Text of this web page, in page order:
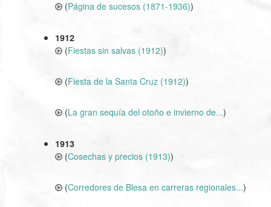
(Página de sucesos (1871-1936))
1912
(Fiestas sin salvas (1912))
(Fiesta de la Santa Cruz (1912))
(La gran sequía del otoño e invierno de...)
1913
(Cosechas y precios (1913))
(Corredores de Blesa en carreras regionales...)